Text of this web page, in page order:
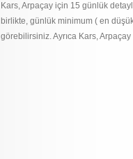
Kars, Arpaçay için 15 günlük
birlikte, günlük minimum ( en
görebilirsiniz. Ayrıca Kars,